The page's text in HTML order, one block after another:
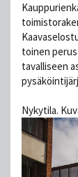
toinen
tavalliseen
Nykytila.